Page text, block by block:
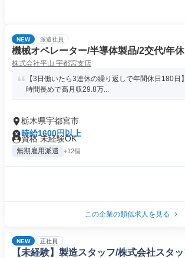
NEW 派遣社員
機械オペレーター/半導体製品/2交代/年休
株式会社平山 宇都宮支店
【3日働いたら3連休の繰り返しで年間休日180日
時間長めで高月収29.8万...
栃木県宇都宮市
時給1600円以上
資格 未経験OK
無期雇用派遣 +12個
この企業の類似求人を見る
NEW 正社員
【未経験】製造スタッフ/株式会社スタ